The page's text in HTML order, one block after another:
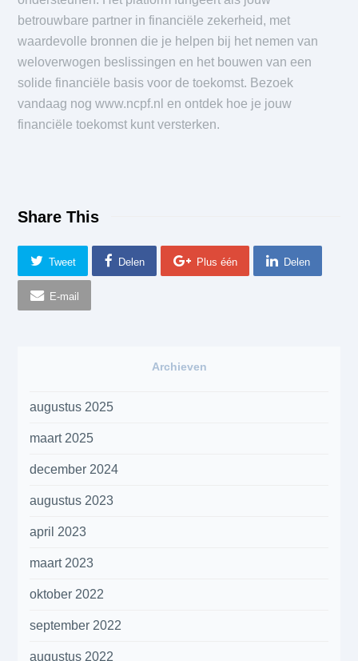
betrouwbare partner in financiële zekerheid, met
waardevolle bronnen die je helpen bij het nemen van
weloverwogen beslissingen en het bouwen van een
solide financiële basis voor de toekomst. Bezoek
vandaag nog www.ncpf.nl en ontdek hoe je jouw
financiële toekomst kunt versterken.
Share This
Tweet Delen Plus één Delen
E-mail
Archieven
augustus 2025
maart 2025
december 2024
augustus 2023
april 2023
maart 2023
oktober 2022
september 2022
augustus 2022